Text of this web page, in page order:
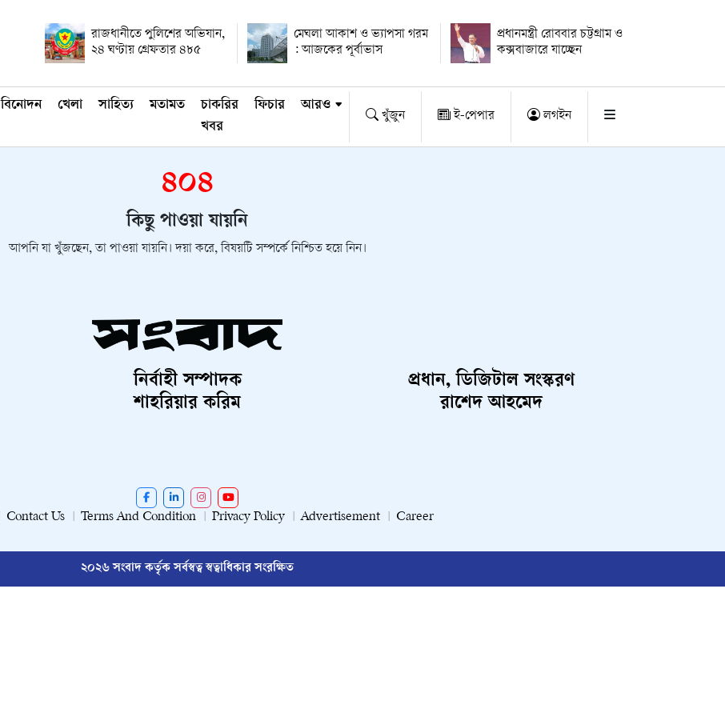
রাজধানীতে পুলিশের অভিযান,
২৪ ঘণ্টায় গ্রেফতার ৪৮৫
মেঘলা আকাশ ও ভ্যাপসা গরম
: আজকের পূর্বাভাস
প্রধানমন্ত্রী রোববার চট্টগ্রাম ও
কক্সবাজারে যাচ্ছেন
বিনোদন খেলা সাহিত্য মতামত
চাকরির
খবর
ফিচার আরও
খুঁজুন ই-পেপার লগইন
৪০৪
কিছু পাওয়া যায়নি
আপনি যা খুঁজছেন, তা পাওয়া যায়নি। দয়া করে, বিষয়টি সম্পর্কে নিশ্চিত হয়ে নিন।
নির্বাহী সম্পাদক
শাহরিয়ার করিম
প্রধান, ডিজিটাল সংস্করণ
রাশেদ আহমেদ
Contact Us Terms And Condition Privacy Policy Advertisement Career
২০২৬ সংবাদ কর্তৃক সর্বস্বত্ব স্বত্বাধিকার সংরক্ষিত